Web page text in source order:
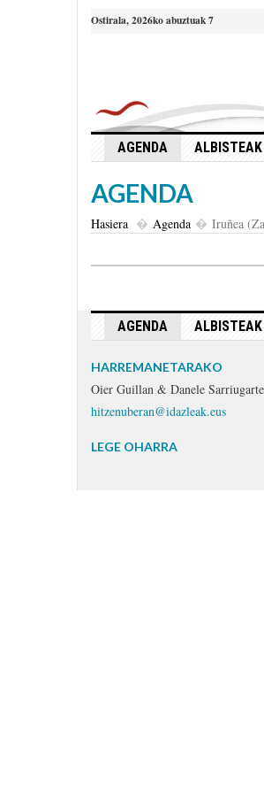
Ostirala, 2026ko abuztuak 7
AGENDA ALBISTEAK
AGENDA
Hasiera Agenda Iruñea
AGENDA ALBISTEAK
HARREMANETARAKO
Oier Guillan & Danele Sarriugarte
hitzenuberan@idazleak.eus
LEGE OHARRA